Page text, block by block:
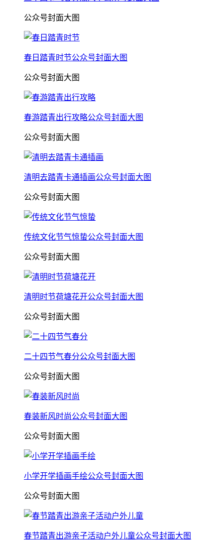
公众号封面大图
春日踏青时节公众号封面大图
公众号封面大图
春游踏青出行攻略公众号封面大图
公众号封面大图
清明去踏青卡通插画公众号封面大图
公众号封面大图
传统文化节气惊蛰公众号封面大图
公众号封面大图
清明时节荷塘花开公众号封面大图
公众号封面大图
二十四节气春分公众号封面大图
公众号封面大图
春装新风时尚公众号封面大图
公众号封面大图
小学开学插画手绘公众号封面大图
公众号封面大图
春节踏青出游亲子活动户外儿童公众号封面大图